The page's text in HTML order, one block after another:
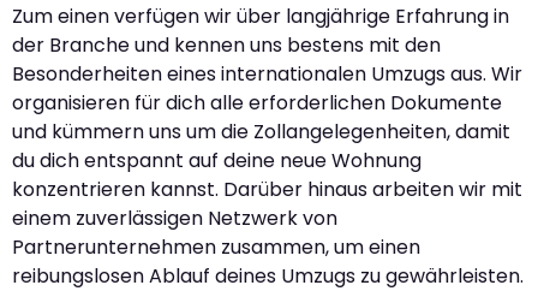
Zum einen verfügen wir über langjährige Erfahrung in
der Branche und kennen uns bestens mit den
Besonderheiten eines internationalen Umzugs aus. Wir
organisieren für dich alle erforderlichen Dokumente
und kümmern uns um die Zollangelegenheiten, damit
du dich entspannt auf deine neue Wohnung
konzentrieren kannst. Darüber hinaus arbeiten wir mit
einem zuverlässigen Netzwerk von
Partnerunternehmen zusammen, um einen
reibungslosen Ablauf deines Umzugs zu gewährleisten.